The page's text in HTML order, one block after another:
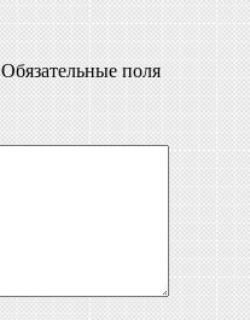
Обязательные поля